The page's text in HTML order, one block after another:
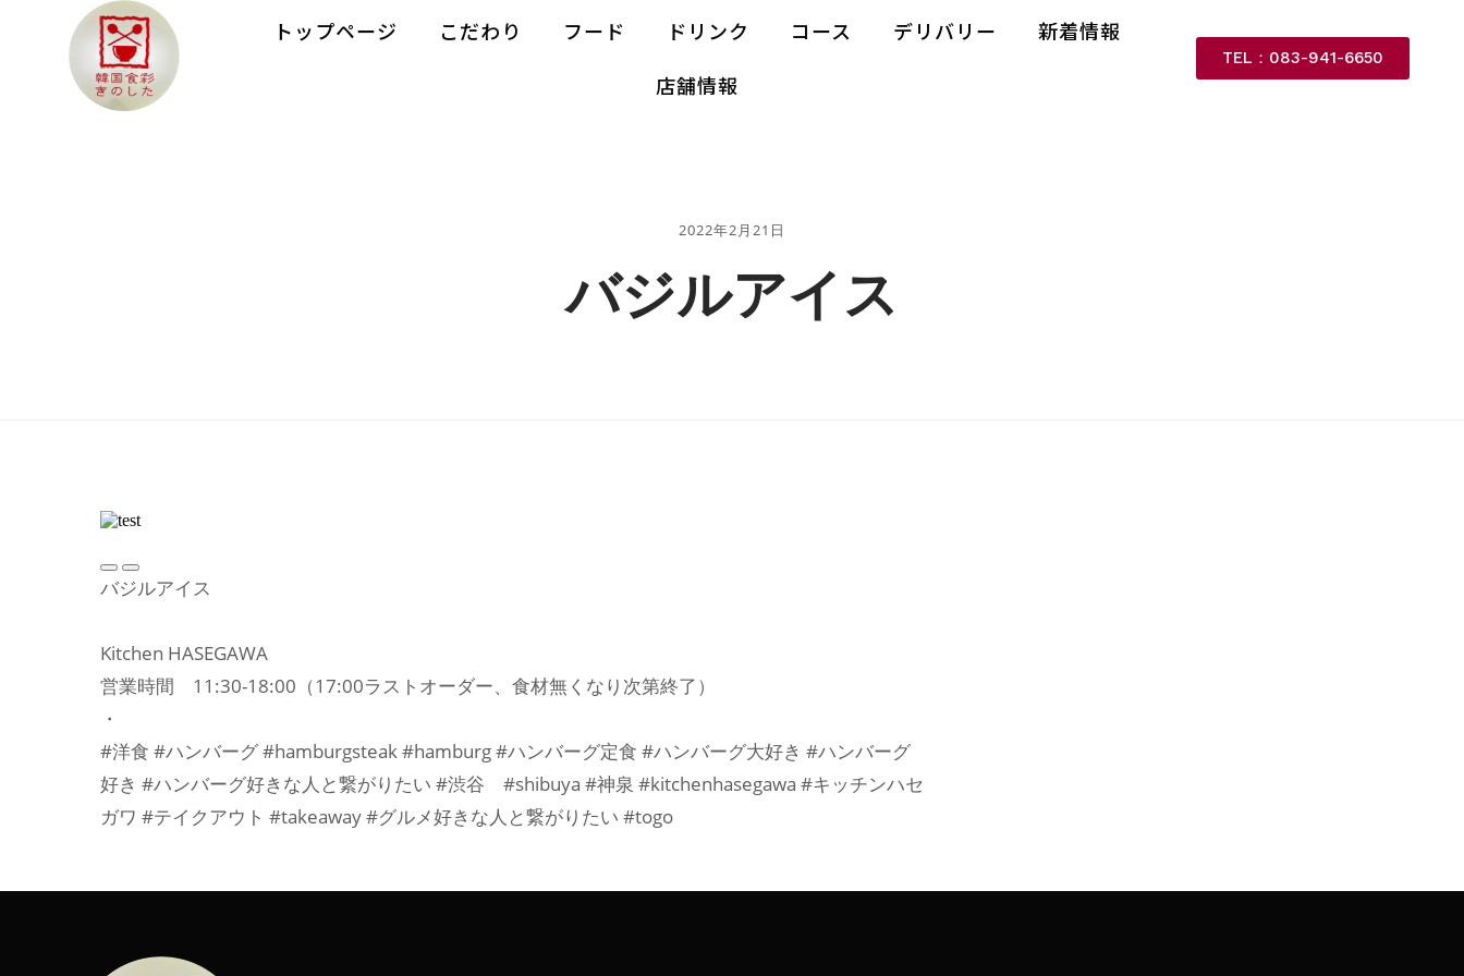
トップページ こだわり フード ドリンク コース デリバリー
新着情報
店舗情報
TEL：083-941-6650
2022年2月21日
バジルアイス
バジルアイス
Kitchen HASEGAWA
営業時間 11:30-18:00（17:00ラストオーダー、食材無くなり次第終了）
・
#洋食 #ハンバーグ #hamburgsteak #hamburg #ハンバーグ定食 #ハンバーグ大好き #ハンバーグ
好き #ハンバーグ好きな人と繋がりたい #渋谷 #shibuya #神泉 #kitchenhasegawa #キッチンハセ
ガワ #テイクアウト #takeaway #グルメ好きな人と繋がりたい #togo